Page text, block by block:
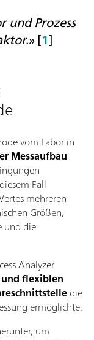
und Prozess
» [1]
vom Labor in
Messaufbau
Fall
mehreren
Größen,
und die
Analyzer
flexiblen
die
ermöglichte.
um